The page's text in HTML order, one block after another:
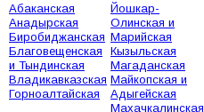
Абаканская
Анадырская
Биробиджанская
Благовещенская
и Тындинская
Владикавказская
Горноалтайская
Йошкар-
Олинская и
Марийская
Кызыльская
Магаданская
Майкопская и
Адыгейская
Махачкалинская